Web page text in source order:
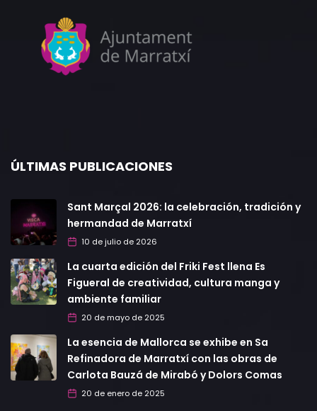
ÚLTIMAS PUBLICACIONES
Sant Marçal 2026: la celebración, tradición y
hermandad de Marratxí
10 de julio de 2026
La cuarta edición del Friki Fest llena Es
Figueral de creatividad, cultura manga y
ambiente familiar
20 de mayo de 2025
La esencia de Mallorca se exhibe en Sa
Refinadora de Marratxí con las obras de
Carlota Bauzá de Mirabó y Dolors Comas
20 de enero de 2025